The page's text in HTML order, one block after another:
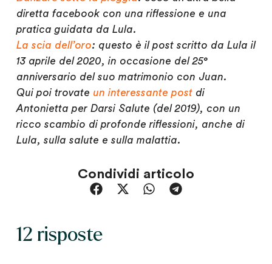
diretta facebook con una riflessione e una
pratica guidata da Lula.
La scia dell’oro: questo è il post scritto da Lula il
13 aprile del 2020, in occasione del 25°
anniversario del suo matrimonio con Juan.
Qui poi trovate un interessante postdi
Antonietta per Darsi Salute (del 2019), con un
ricco scambio di profonde riflessioni, anche di
Lula, sulla salute e sulla malattia.
Condividi articolo
12 risposte